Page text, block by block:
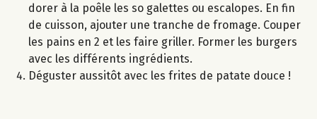
dorer à la poêle les so galettes ou escalopes. En fin
de cuisson, ajouter une tranche de fromage. Couper
les pains en 2 et les faire griller. Former les burgers
avec les différents ingrédients.
Déguster aussitôt avec les frites de patate douce !